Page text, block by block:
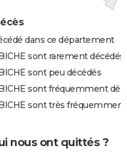
dans ce département
sont rarement décédés
sont peu décédés
sont fréquemment
sont très
nous ont quittés ?